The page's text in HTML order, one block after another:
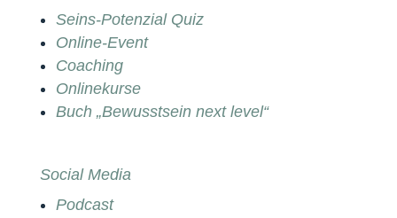
Seins-Potenzial Quiz
Online-Event
Coaching
Onlinekurse
Buch „Bewusstsein next level“
Social Media
Podcast